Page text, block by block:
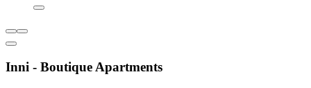
Inni - Boutique Apartments